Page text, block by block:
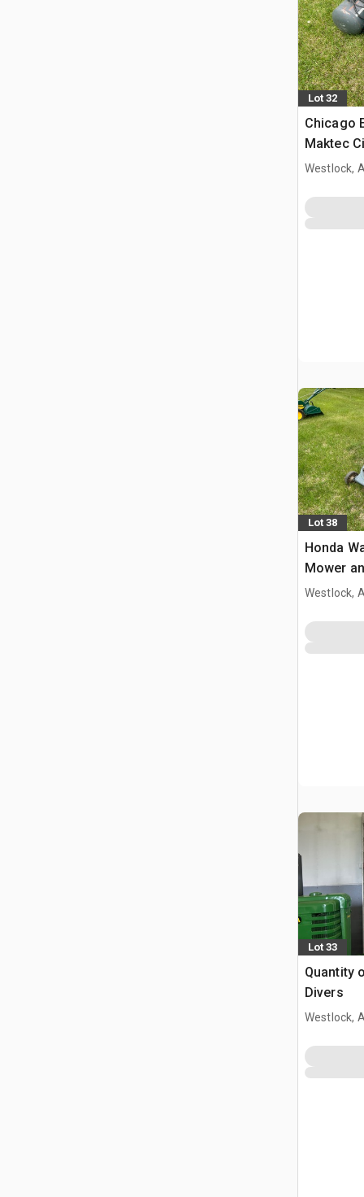
Lot 32
Chicago
Maktec
Portable
Westlock,
Lot 38
Honda
Mower
Westlock,
Lot 33
Quantity
Divers
Westlock,